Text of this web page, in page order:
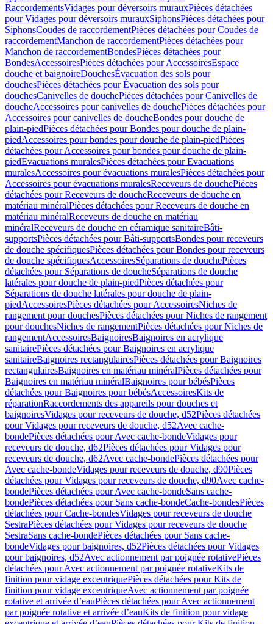
RaccordementsVidages pour déversoirs murauxPièces détachées
pour Vidages pour déversoirs murauxSiphonsPièces détachées pour
SiphonsCoudes de raccordementPièces détachées pour Coudes de
raccordementManchon de raccordementPièces détachées pour
Manchon de raccordementBondesPièces détachées pour
BondesAccessoiresPièces détachées pour AccessoiresEspace
douche et baignoireDouchesÉvacuation des sols pour
douchesPièces détachées pour Évacuation des sols pour
douchesCanivelles de douchePièces détachées pour Canivelles de
doucheAccessoires pour canivelles de douchePièces détachées pour
Accessoires pour canivelles de doucheBondes pour douche de
plain-piedPièces détachées pour Bondes pour douche de plain-
piedAccessoires pour bondes pour douche de plain-piedPièces
détachées pour Accessoires pour bondes pour douche de plain-
piedEvacuations muralesPièces détachées pour Evacuations
muralesAccessoires pour évacuations muralesPièces détachées pour
Accessoires pour évacuations muralesReceveurs de douchePièces
détachées pour Receveurs de doucheReceveurs de douche en
matériau minéralPièces détachées pour Receveurs de douche en
matériau minéralReceveurs de douche en matériau
minéralReceveurs de douche en céramique sanitaireBâti-
supportsPièces détachées pour Bâti-supportsBondes pour receveurs
de douche spécifiquesPièces détachées pour Bondes pour receveurs
de douche spécifiquesAccessoiresSéparations de douchePièces
détachées pour Séparations de doucheSéparations de douche
latérales pour douche de plain-piedPièces détachées pour
Séparations de douche latérales pour douche de plain-
piedAccessoiresPièces détachées pour AccessoiresNiches de
rangement pour douchesPièces détachées pour Niches de rangement
pour douchesNiches de rangementPièces détachées pour Niches de
rangementAccessoiresBaignoiresBaignoires en acrylique
sanitairePièces détachées pour Baignoires en acrylique
sanitaireBaignoires rectangulairesPièces détachées pour Baignoires
rectangulairesBaignoires en matériau minéralPièces détachées pour
Baignoires en matériau minéralBaignoires pour bébésPièces
détachées pour Baignoires pour bébésAccessoiresKits de
réparationRaccordements des appareils pour douches et
baignoiresVidages pour receveurs de douche, d52Pièces détachées
pour Vidages pour receveurs de douche, d52Avec cache-
bondePièces détachées pour Avec cache-bondeVidages pour
receveurs de douche, d62Pièces détachées pour Vidages pour
receveurs de douche, d62Avec cache-bondePièces détachées pour
Avec cache-bondeVidages pour receveurs de douche, d90Pièces
détachées pour Vidages pour receveurs de douche, d90Avec cache-
bondePièces détachées pour Avec cache-bondeSans cache-
bondePièces détachées pour Sans cache-bondeCache-bondesPièces
détachées pour Cache-bondesVidages pour receveurs de douche
SestraPièces détachées pour Vidages pour receveurs de douche
SestraSans cache-bondePièces détachées pour Sans cache-
bondeVidages pour baignoires, d52Pièces détachées pour Vidages
pour baignoires, d52Avec actionnement par poignée rotativePièces
détachées pour Avec actionnement par poignée rotativeKits de
finition pour vidage excentriquePièces détachées pour Kits de
finition pour vidage excentriqueAvec actionnement par poignée
rotative et arrivée d’eauPièces détachées pour Avec actionnement
par poignée rotative et arrivée d’eauKits de finition pour vidage